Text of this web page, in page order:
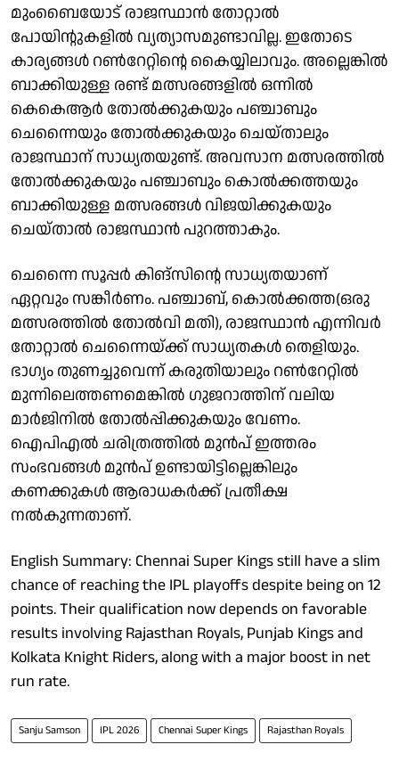
മുംബൈയോട് രാജസ്ഥാന്‍ തോറ്റാല്‍
പോയിന്റുകളില്‍ വ്യത്യാസമുണ്ടാവില്ല. ഇതോടെ
കാര്യങ്ങള്‍ റണ്‍റേറ്റിന്റെ കൈയ്യിലാവും. അല്ലെങ്കില്‍
ബാക്കിയുള്ള രണ്ട് മത്സരങ്ങളില്‍ ഒന്നില്‍
കെകെആര്‍ തോല്‍ക്കുകയും പഞ്ചാബും
ചെന്നൈയും തോല്‍ക്കുകയും ചെയ്താലും
രാജസ്ഥാന് സാധ്യതയുണ്ട്. അവസാന മത്സരത്തില്‍
തോല്‍ക്കുകയും പഞ്ചാബും കൊല്‍ക്കത്തയും
ബാക്കിയുള്ള മത്സരങ്ങള്‍ വിജയിക്കുകയും
ചെയ്താല്‍ രാജസ്ഥാന്‍ പുറത്താകും.
ചെന്നൈ സൂപ്പര്‍ കിങ്‌സിന്റെ സാധ്യതയാണ്
ഏറ്റവും സങ്കീര്‍ണം. പഞ്ചാബ്, കൊല്‍ക്കത്ത(ഒരു
മത്സരത്തില്‍ തോല്‍വി മതി), രാജസ്ഥാന്‍ എന്നിവര്‍
തോറ്റാല്‍ ചെന്നൈയ്ക്ക് സാധ്യതകള്‍ തെളിയും.
ഭാഗ്യം തുണച്ചുവെന്ന് കരുതിയാലും റണ്‍റേറ്റില്‍
മുന്നിലെത്തണമെങ്കില്‍ ഗുജറാത്തിന് വലിയ
മാര്‍ജിനില്‍ തോല്‍പ്പിക്കുകയും വേണം.
ഐപിഎല്‍ ചരിത്രത്തില്‍ മുന്‍പ് ഇത്തരം
സംഭവങ്ങള്‍ മുന്‍പ് ഉണ്ടായിട്ടില്ലെങ്കിലും
കണക്കുകള്‍ ആരാധകര്‍ക്ക് പ്രതീക്ഷ
നല്‍കുന്നതാണ്.
English Summary: Chennai Super Kings still have a slim
chance of reaching the IPL playoffs despite being on 12
points. Their qualification now depends on favorable
results involving Rajasthan Royals, Punjab Kings and
Kolkata Knight Riders, along with a major boost in net
run rate.
Sanju Samson IPL 2026 Chennai Super Kings Rajasthan Royals